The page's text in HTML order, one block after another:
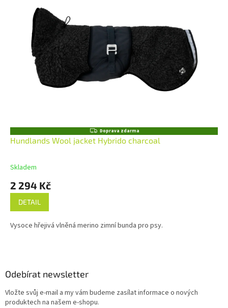
Z
D
A
Doprava zdarma
Hundlands Wool jacket Hybrido charcoal
Skladem
2 294 Kč
DETAIL
Vysoce hřejivá vlněná merino zimní bunda pro psy.
Odebírat newsletter
Vložte svůj e-mail a my vám budeme zasílat informace o nových
produktech na našem e-shopu.